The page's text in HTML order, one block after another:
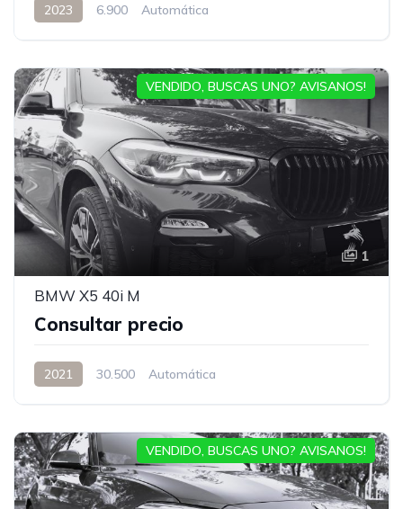
2023 6.900 Automática
1
BMW X5 40i M
Consultar precio
2021 30.500 Automática
VENDIDO, BUSCAS UNO? AVISANOS!
VENDIDO, BUSCAS UNO? AVISANOS!